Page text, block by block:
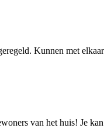
Kunnen met
van het huis! Je